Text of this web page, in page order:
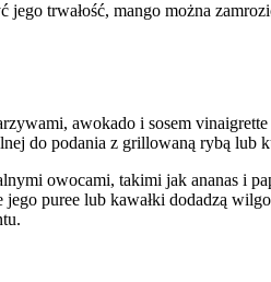
trwałość, mango można
awokado i sosem
do podania z grillowaną rybą lub
owocami, takimi jak ananas i
jego puree lub kawałki dodadzą